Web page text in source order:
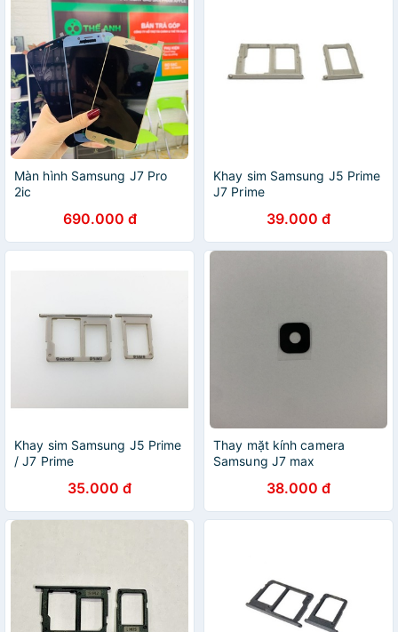
Màn hình Samsung J7 Pro
2ic
690.000 đ
Khay sim Samsung J5 Prime
J7 Prime
39.000 đ
Khay sim Samsung J5 Prime
/ J7 Prime
35.000 đ
Thay mặt kính camera
Samsung J7 max
38.000 đ